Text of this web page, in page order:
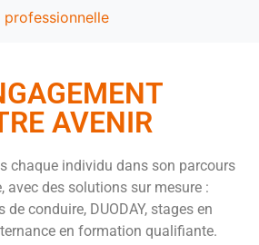
professionnelle
AVENIR
chaque individu dans son parcours
avec des solutions sur mesure :
de conduire, DUODAY, stages en
en formation qualifiante.